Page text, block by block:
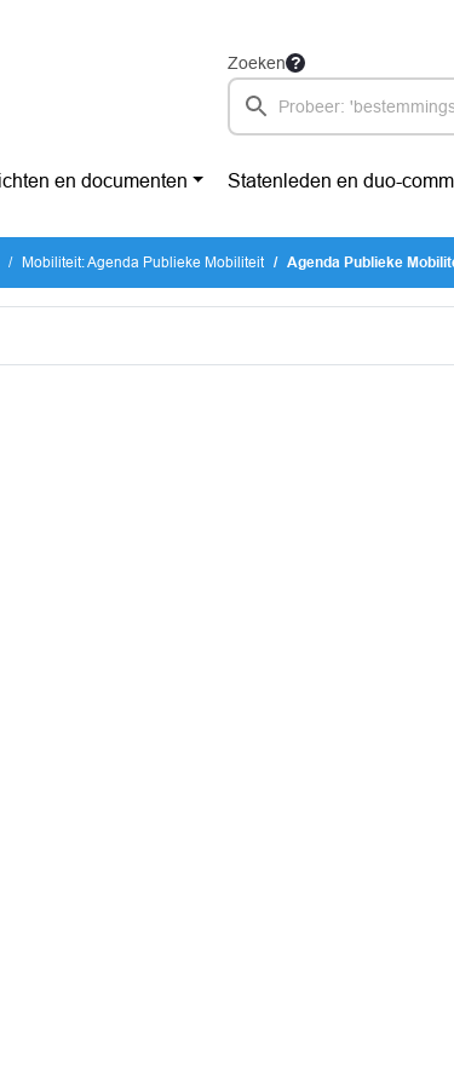
Zoeken
en documenten Statenleden en duo-
Mobiliteit: Agenda Publieke Mobiliteit Agenda Publieke